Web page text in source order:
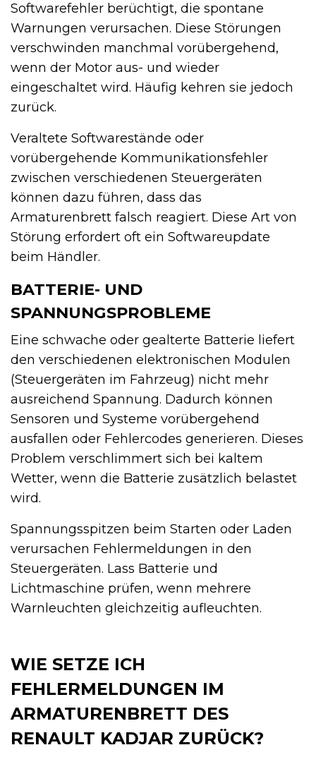
Softwarefehler berüchtigt, die spontane
Warnungen verursachen. Diese Störungen
verschwinden manchmal vorübergehend,
wenn der Motor aus- und wieder
eingeschaltet wird. Häufig kehren sie jedoch
zurück.
Veraltete Softwarestände oder
vorübergehende Kommunikationsfehler
zwischen verschiedenen Steuergeräten
können dazu führen, dass das
Armaturenbrett falsch reagiert. Diese Art von
Störung erfordert oft ein Softwareupdate
beim Händler.
BATTERIE- UND
SPANNUNGSPROBLEME
Eine schwache oder gealterte Batterie liefert
den verschiedenen elektronischen Modulen
(Steuergeräten im Fahrzeug) nicht mehr
ausreichend Spannung. Dadurch können
Sensoren und Systeme vorübergehend
ausfallen oder Fehlercodes generieren. Dieses
Problem verschlimmert sich bei kaltem
Wetter, wenn die Batterie zusätzlich belastet
wird.
Spannungsspitzen beim Starten oder Laden
verursachen Fehlermeldungen in den
Steuergeräten. Lass Batterie und
Lichtmaschine prüfen, wenn mehrere
Warnleuchten gleichzeitig aufleuchten.
WIE SETZE ICH
FEHLERMELDUNGEN IM
ARMATURENBRETT DES
RENAULT KADJAR ZURÜCK?